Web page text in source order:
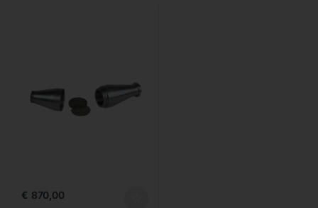
€ 870,00